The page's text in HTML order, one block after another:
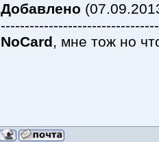
Добавлено
NoCard, мне тож но